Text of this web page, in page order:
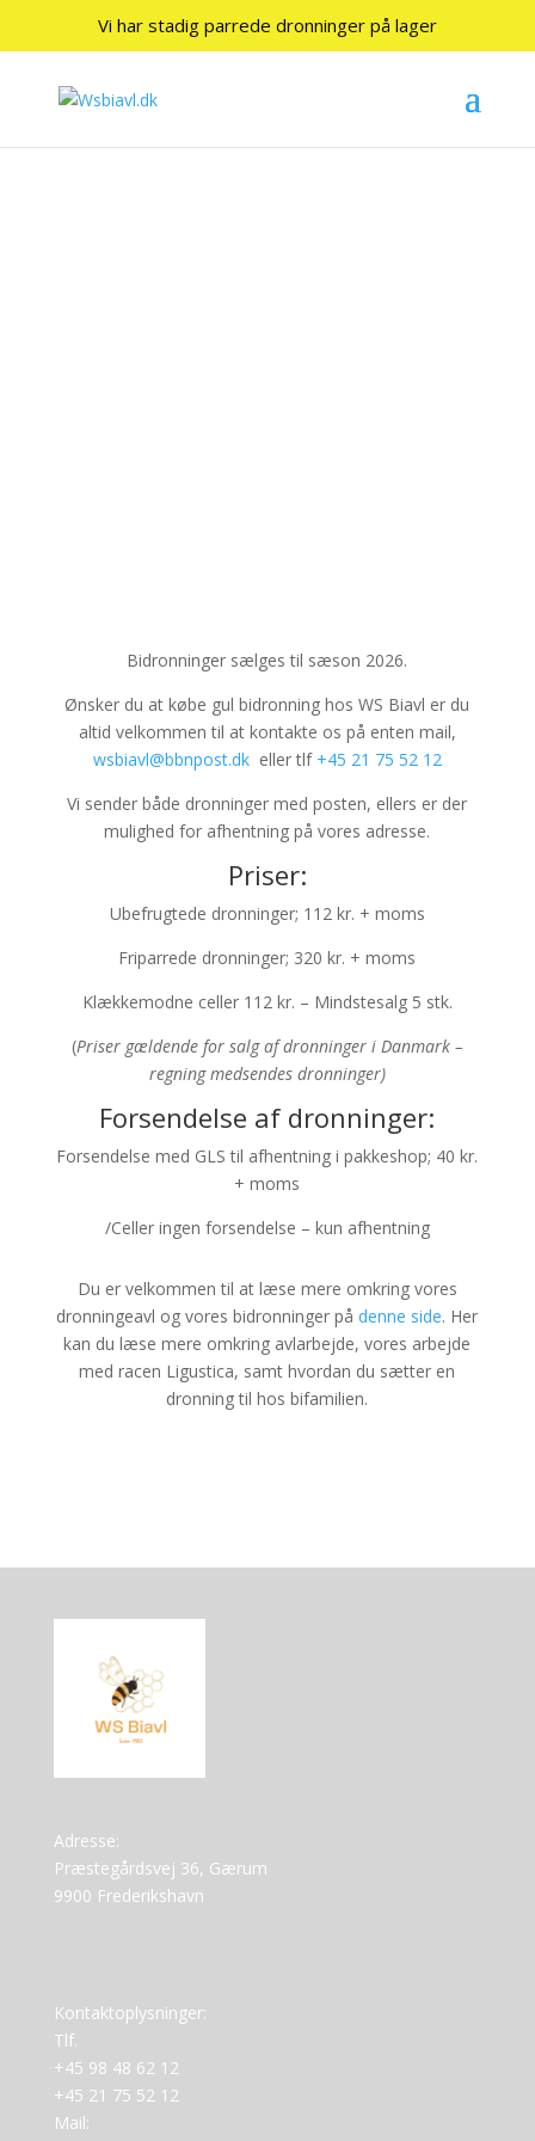
Bidronninger sælges til sæson 2026.
Ønsker du at købe gul bidronning hos WS Biavl er du
altid velkommen til at kontakte os på enten mail,
wsbiavl@bbnpost.dkeller tlf +45 21 75 52 12
Vi sender både dronninger med posten, ellers er der
mulighed for afhentning på vores adresse.
Priser:
Ubefrugtede dronninger; 112 kr. + moms
Friparrede dronninger; 320 kr. + moms
Klækkemodne celler 112 kr. – Mindstesalg 5 stk.
(Priser gældende for salg af dronninger i Danmark –
regning medsendes dronninger)
Forsendelse af dronninger:
Forsendelse med GLS til afhentning i pakkeshop; 40 kr.
+ moms
/Celler ingen forsendelse – kun afhentning
Du er velkommen til at læse mere omkring vores
dronningeavl og vores bidronninger pådenne side. Her
kan du læse mere omkring avlarbejde, vores arbejde
med racen Ligustica, samt hvordan du sætter en
dronning til hos bifamilien.
Adresse:
Præstegårdsvej 36, Gærum
9900 Frederikshavn
Kontaktoplysninger:
Tlf.
+45 98 48 62 12
+45 21 75 52 12
Mail:
Vi har stadig parrede dronninger på lager